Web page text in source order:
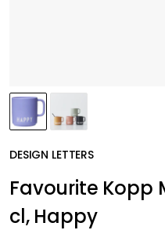
DESIGN LETTERS
Favourite Kopp
cl, Happy